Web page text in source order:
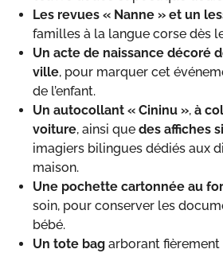
Les revues « Nanne » et un
familles à la langue corse dès
Un acte de naissance décoré
ville, pour marquer cet
de l’enfant.
Un autocollant « Cininu », à
voiture, ainsi que des affiches
imagiers bilingues dédiés aux
maison.
Une pochette cartonnée au
soin, pour conserver les
bébé.
Un tote bag arborant